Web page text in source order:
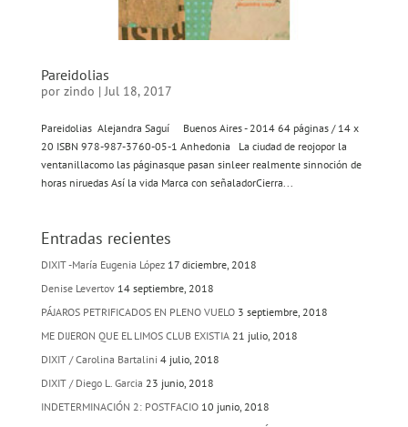
Pareidolias
por zindo | Jul 18, 2017
Pareidolias Alejandra Saguí Buenos Aires - 2014 64 páginas / 14 x
20 ISBN 978-987-3760-05-1 Anhedonia La ciudad de reojopor la
ventanillacomo las páginasque pasan sinleer realmente sinnoción de
horas niruedas Así la vida Marca con señaladorCierra...
Entradas recientes
DIXIT -María Eugenia López 17 diciembre, 2018
Denise Levertov 14 septiembre, 2018
PÁJAROS PETRIFICADOS EN PLENO VUELO 3 septiembre, 2018
ME DIJERON QUE EL LIMOS CLUB EXISTIA 21 julio, 2018
DIXIT / Carolina Bartalini 4 julio, 2018
DIXIT / Diego L. Garcia 23 junio, 2018
INDETERMINACIÓN 2: POSTFACIO 10 junio, 2018